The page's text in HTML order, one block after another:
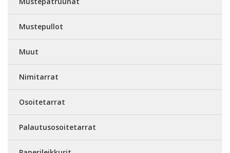
Mustepullot
Muut
Nimitarrat
Osoitetarrat
Palautusosoitetarrat